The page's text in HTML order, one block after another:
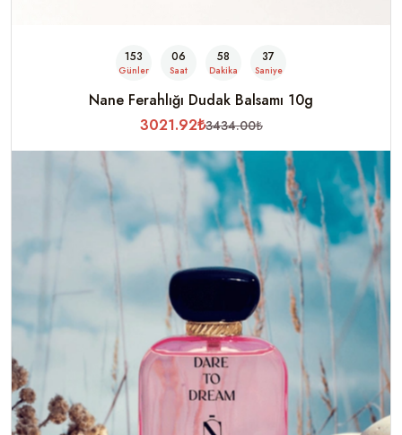
153
Günler
06
Saat
58
Dakika
35
Saniye
Nane Ferahlığı Dudak Balsamı 10g
3021.92₺3434.00₺